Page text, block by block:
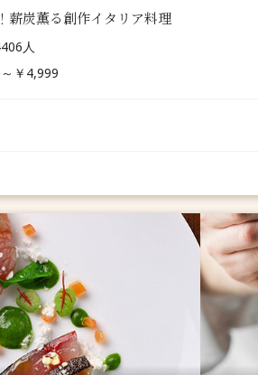
薪炭薫る創作イタリア料理
人
￥4,999